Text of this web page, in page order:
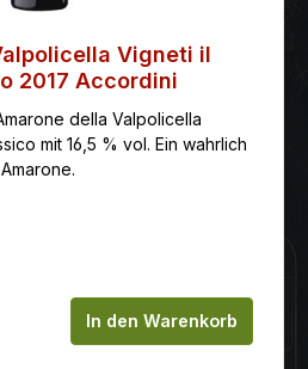
Vigneti il
2017 Accordini
della Valpolicella
mit 16,5 % vol. Ein wahrlich
Gib den
In den Warenkorb